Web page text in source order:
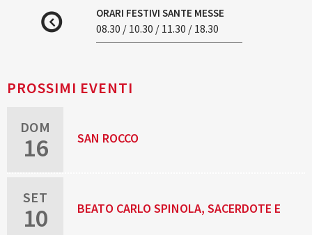
ORARI FESTIVI SANTE MESSE
08.30 / 10.30 / 11.30 / 18.30
PROSSIMI EVENTI
DOM
16 SAN ROCCO
SET
10 BEATO CARLO SPINOLA, SACERDOTE E